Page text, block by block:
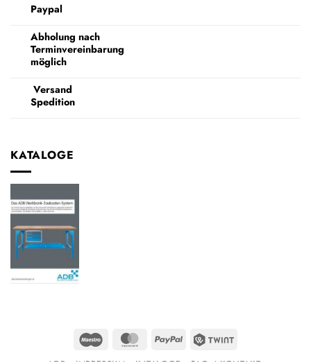
Paypal
Abholung nach
Terminvereinbarung
möglich
Versand
Spedition
KATALOGE
Maestro MasterCardPayPal Twint